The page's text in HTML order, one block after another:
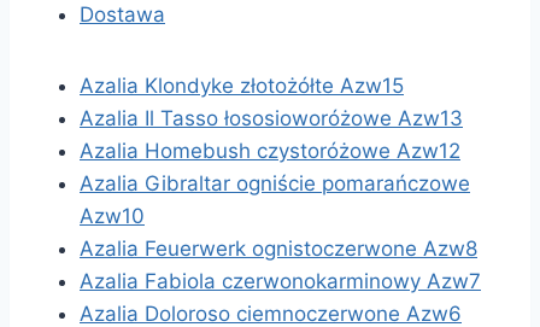
Dostawa
Azalia Klondyke złotożółte Azw15
Azalia Il Tasso łososioworóżowe Azw13
Azalia Homebush czystoróżowe Azw12
Azalia Gibraltar ogniście pomarańczowe
Azw10
Azalia Feuerwerk ognistoczerwone Azw8
Azalia Fabiola czerwonokarminowy Azw7
Azalia Doloroso ciemnoczerwone Azw6